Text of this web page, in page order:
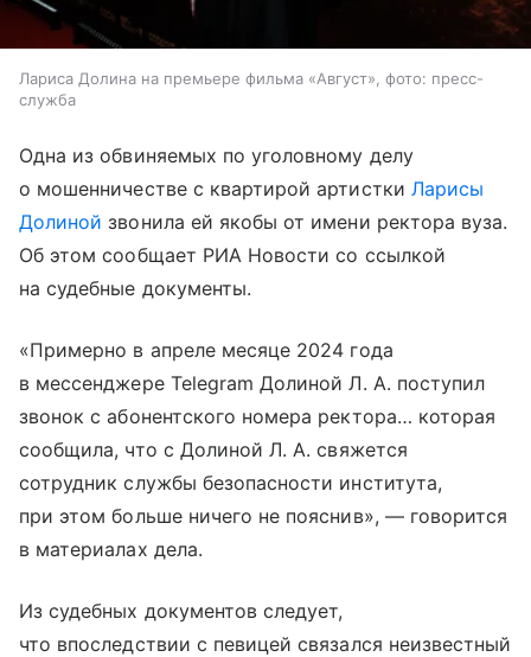
Лариса Долина на премьере фильма «Август», фото: пресс-
служба
Одна из обвиняемых по уголовному делу
о мошенничестве с квартирой артистки Ларисы
Долиной звонила ей якобы от имени ректора вуза.
Об этом сообщает РИА Новости со ссылкой
на судебные документы.
«Примерно в апреле месяце 2024 года
в мессенджере Telegram Долиной Л. А. поступил
звонок с абонентского номера ректора… которая
сообщила, что с Долиной Л. А. свяжется
сотрудник службы безопасности института,
при этом больше ничего не пояснив», — говорится
в материалах дела.
Из судебных документов следует,
что впоследствии с певицей связался неизвестный